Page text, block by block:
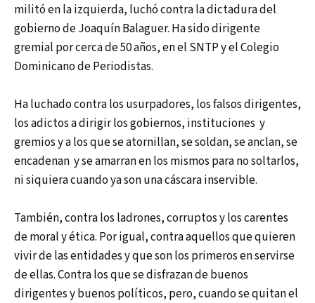
militó en la izquierda, luchó contra la dictadura del
gobierno de Joaquín Balaguer. Ha sido dirigente
gremial por cerca de 50 años, en el SNTP y el Colegio
Dominicano de Periodistas.
Ha luchado contra los usurpadores, los falsos dirigentes,
los adictos a dirigir los gobiernos, instituciones y
gremios y a los que se atornillan, se soldan, se anclan, se
encadenan y se amarran en los mismos para no soltarlos,
ni siquiera cuando ya son una cáscara inservible.
También, contra los ladrones, corruptos y los carentes
de moral y ética. Por igual, contra aquellos que quieren
vivir de las entidades y que son los primeros en servirse
de ellas. Contra los que se disfrazan de buenos
dirigentes y buenos políticos, pero, cuando se quitan el